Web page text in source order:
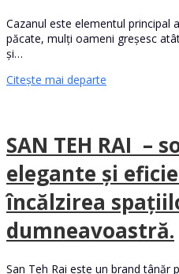
Cazanul este elementul principal
păcate, mulți oameni greșesc
și…
Citește mai departe
SAN TEH RAI –
elegante și
încălzirea
dumneavoastră.
San Teh Rai este un brand tânăr